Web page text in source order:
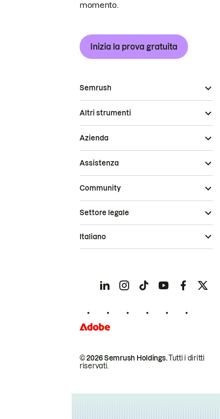
momento.
Inizia la prova gratuita
Semrush
Altri strumenti
Azienda
Assistenza
Community
© 2026 Semrush Holdings.Tutti i diritti
riservati.
Settore legale
Italiano